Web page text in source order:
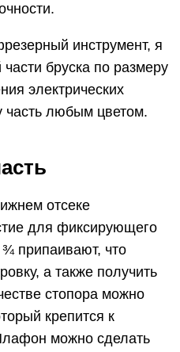
инструмент, я
бруска по размеру
электрических
часть любым цветом.
отсеке
для фиксирующего
припаивают, что
а также получить
стопора можно
крепится к
можно сделать